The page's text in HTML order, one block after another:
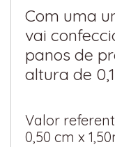
Com uma
vai
panos de
altura de
Valor
0,50 cm x